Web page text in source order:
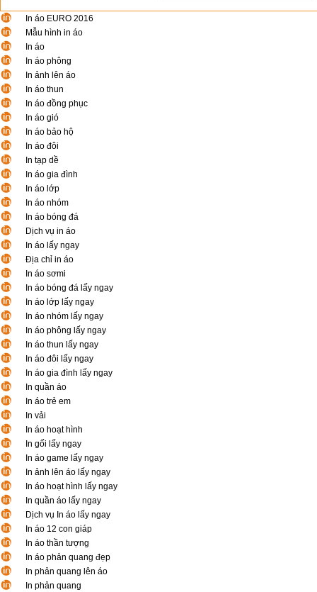
In áo EURO 2016
Mẫu hình in áo
In áo
In áo phông
In ảnh lên áo
In áo thun
In áo đồng phục
In áo gió
In áo bảo hộ
In áo đôi
In tạp dề
In áo gia đình
In áo lớp
In áo nhóm
In áo bóng đá
Dịch vụ in áo
In áo lấy ngay
Địa chỉ in áo
In áo sơmi
In áo bóng đá lấy ngay
In áo lớp lấy ngay
In áo nhóm lấy ngay
In áo phông lấy ngay
In áo thun lấy ngay
In áo đôi lấy ngay
In áo gia đình lấy ngay
In quần áo
In áo trẻ em
In vải
In áo hoạt hình
In gối lấy ngay
In áo game lấy ngay
In ảnh lên áo lấy ngay
In áo hoạt hình lấy ngay
In quần áo lấy ngay
Dịch vụ In áo lấy ngay
In áo 12 con giáp
In áo thần tượng
In áo phản quang đẹp
In phản quang lên áo
In phản quang